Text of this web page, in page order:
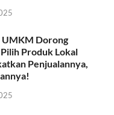
Dorong
Produk Lokal
Penjualannya,